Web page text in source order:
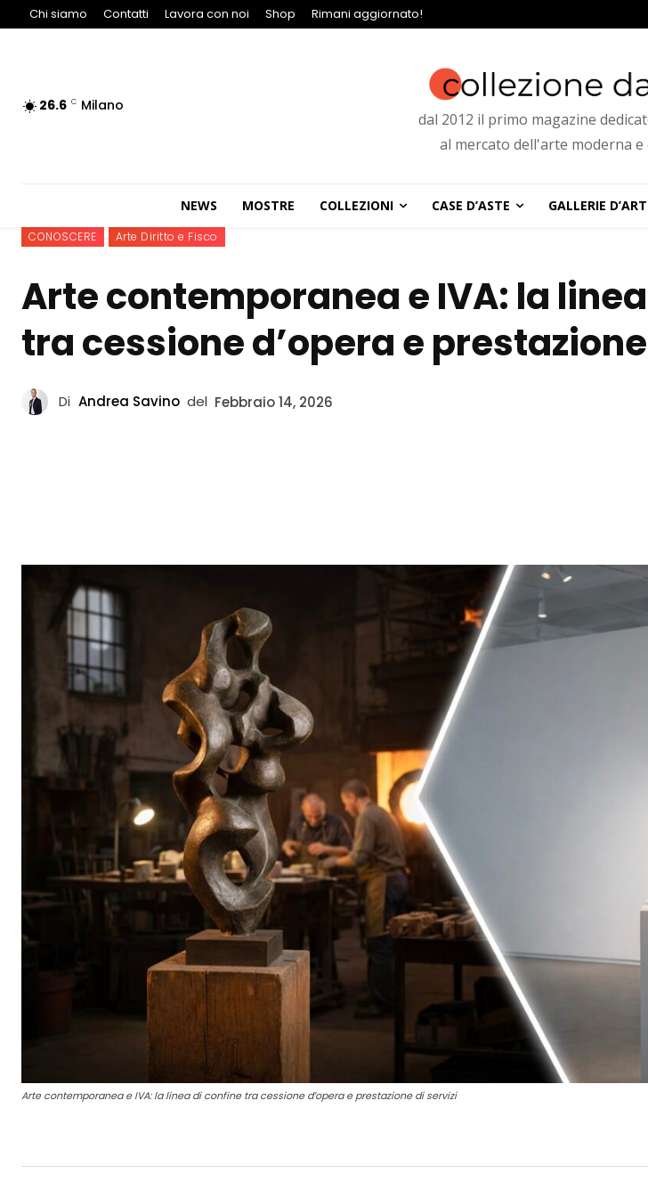
Chi siamo Contatti Lavora con noi Shop Rimani aggiornato!
26.6 C Milano
dal 2012 il primo magazine
al mercato dell'arte moderna
NEWS MOSTRE COLLEZIONI CASE D’ASTE GALLERIE
CONOSCERE Arte Diritto e Fisco
Arte contemporanea e IVA: la
tra cessione d’opera e
Di Andrea Savino del Febbraio 14, 2026
Arte contemporanea e IVA: la linea di confine tra cessione d’opera e prestazione di servizi